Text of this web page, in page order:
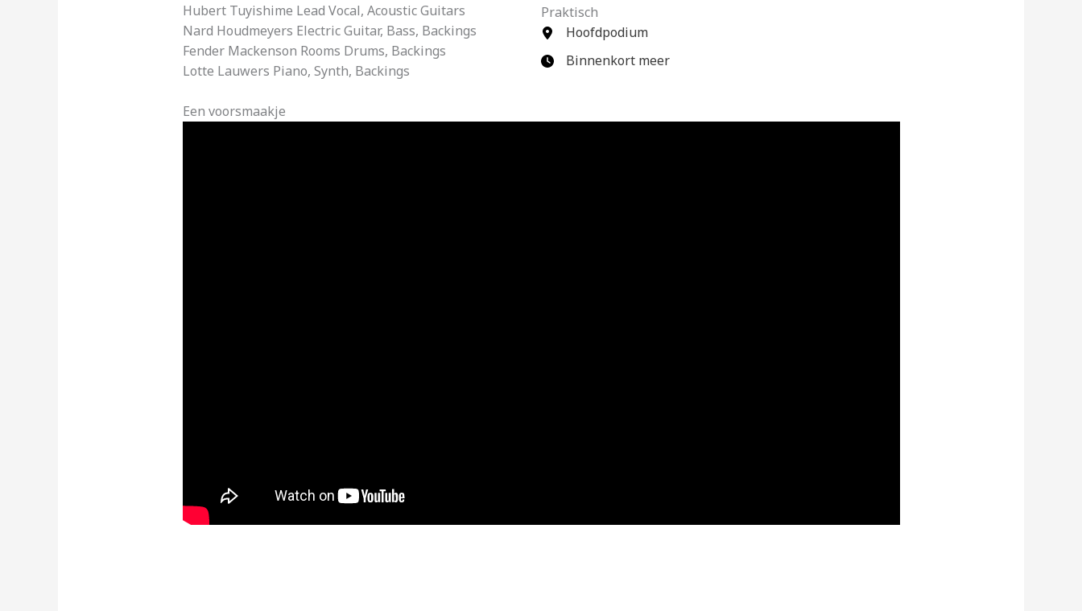
Hubert Tuyishime Lead Vocal, Acoustic Guitars
Nard Houdmeyers Electric Guitar, Bass, Backings
Fender Mackenson Rooms Drums, Backings
Lotte Lauwers Piano, Synth, Backings
Praktisch
Hoofdpodium
Binnenkort meer
Een voorsmaakje